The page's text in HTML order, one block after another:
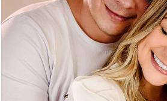
448